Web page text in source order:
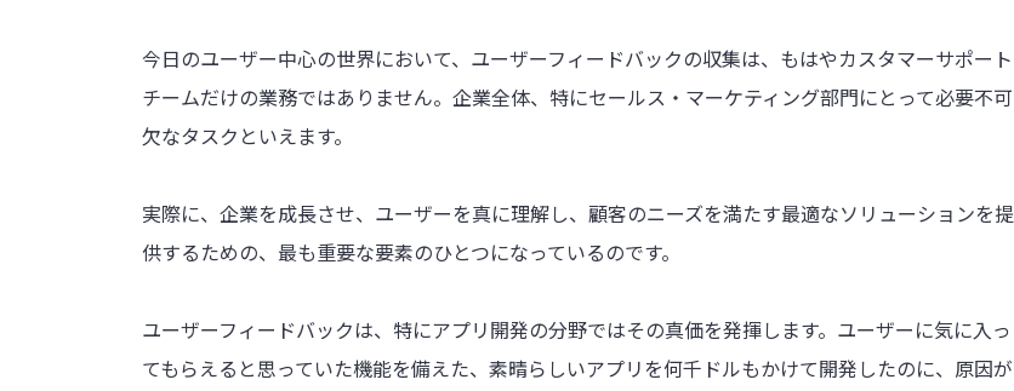
今日のユーザー中心の世界において、ユーザーフィードバックの収集は、もはやカスタマーサポート
チームだけの業務ではありません。企業全体、特にセールス・マーケティング部門にとって必要不可
欠なタスクといえます。
実際に、企業を成長させ、ユーザーを真に理解し、顧客のニーズを満たす最適なソリューションを提
供するための、最も重要な要素のひとつになっているのです。
ユーザーフィードバックは、特にアプリ開発の分野ではその真価を発揮します。ユーザーに気に入っ
てもらえると思っていた機能を備えた、素晴らしいアプリを何千ドルもかけて開発したのに、原因が